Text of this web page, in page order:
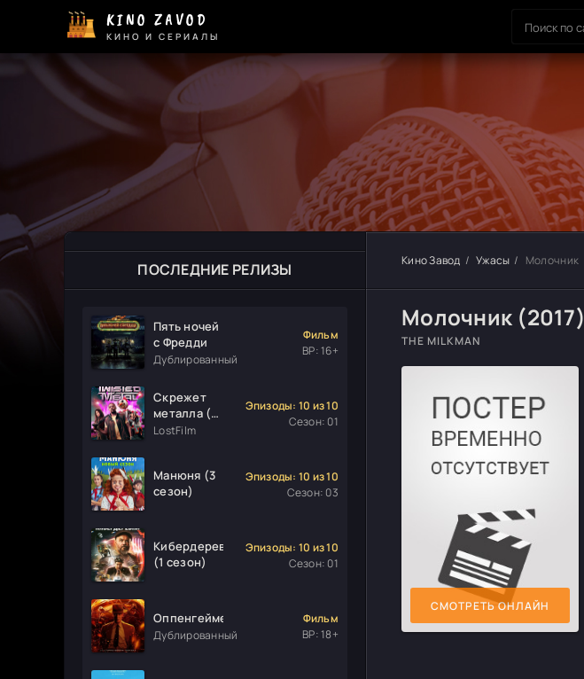
KINO ZAVOD
КИНО И СЕРИАЛЫ
ПОСЛЕДНИЕ РЕЛИЗЫ
Пять ночей
с Фредди
Дублированный
Фильм
ВР: 16+
Скрежет
металла (1
сезон)
LostFilm
Эпизоды: 10 из 10
Сезон: 01
Манюня (3
сезон)
Эпизоды: 10 из 10
Сезон: 03
Кибердеревня
(1 сезон)
Эпизоды: 10 из 10
Сезон: 01
Оппенгеймер
Дублированный
Фильм
ВР: 18+
Кино Завод Ужасы Молочник
Молочник (2017)
THE MILKMAN
СМОТРЕТЬ ОНЛАЙН